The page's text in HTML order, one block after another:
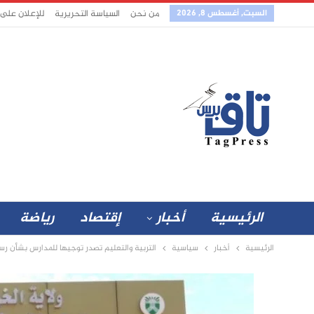
السبت, أغسطس 8, 2026 من نحن السياسة التحريرية للإعلان
الرئيسية أخبار إقتصاد رياضة
الرئيسية أخبار سياسية التربية والتعليم تصدر توجيها للمدارس